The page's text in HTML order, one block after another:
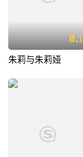
8.1
朱莉与朱莉娅